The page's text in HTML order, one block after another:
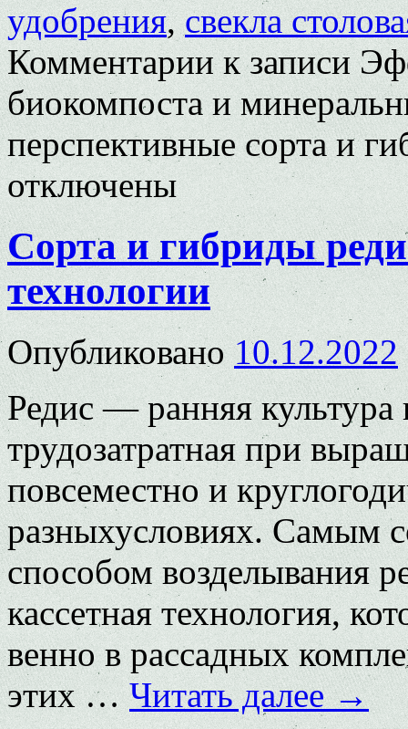
удобрения,свекла
Комментариик записи
биокомпоста и
перспективные сорта и
отключены
Сорта и гибриды
технологии
Опубликовано 10.12.2022
Редис — ранняя культура
трудо­затратная при
повсеместно и
разныхусловиях. Самым
спо­собом возделывания
кассетная технология,
венно в рассадных
этих …Читать далее→